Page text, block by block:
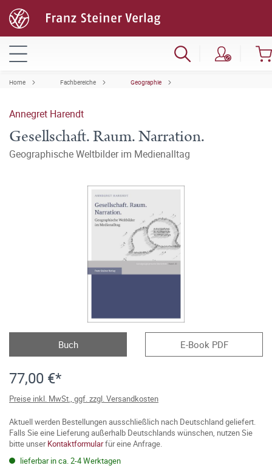
Home Fachbereiche Geographie
Annegret Harendt
Gesellschaft. Raum. Narration.
Geographische Weltbilder im Medienalltag
Buch E-Book PDF
77,00 €*
Preise inkl. MwSt., ggf. zzgl. Versandkosten
Aktuell werden Bestellungen ausschließlich nach Deutschland geliefert.
Falls Sie eine Lieferung außerhalb Deutschlands wünschen, nutzen Sie
bitte unserKontaktformularfür eine Anfrage.
lieferbar in ca. 2-4 Werktagen